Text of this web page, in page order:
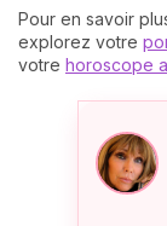
Pour en savoir
explorez votre
votre horoscope